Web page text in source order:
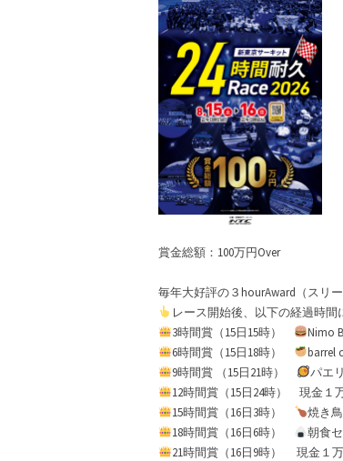
賞金総額：100万円Over
毎年大好評の３hourAward（スリ
レース開始後、以下の経過時
3時間賞（15日15時）
Nimo
6時間賞（15日18時）
barrel
9時間賞 （15日21時）
パエ
12時間賞（15日24時） 現金１
15時間賞（16日3時）
焼き
18時間賞（16日6時）
朝食
21時間賞（16日9時） 現金１